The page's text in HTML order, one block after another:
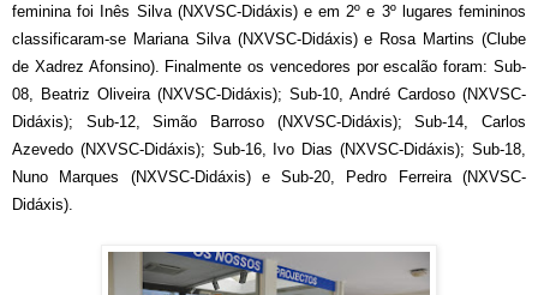
feminina foi Inês Silva (NXVSC-Didáxis) e em 2º e 3º lugares femininos
classificaram-se Mariana Silva (NXVSC-Didáxis) e Rosa Martins (Clube
de Xadrez Afonsino). Finalmente os vencedores por escalão foram: Sub-
08, Beatriz Oliveira (NXVSC-Didáxis); Sub-10, André Cardoso (NXVSC-
Didáxis); Sub-12, Simão Barroso (NXVSC-Didáxis); Sub-14, Carlos
Azevedo (NXVSC-Didáxis); Sub-16, Ivo Dias (NXVSC-Didáxis); Sub-18,
Nuno Marques (NXVSC-Didáxis) e Sub-20, Pedro Ferreira (NXVSC-
Didáxis).